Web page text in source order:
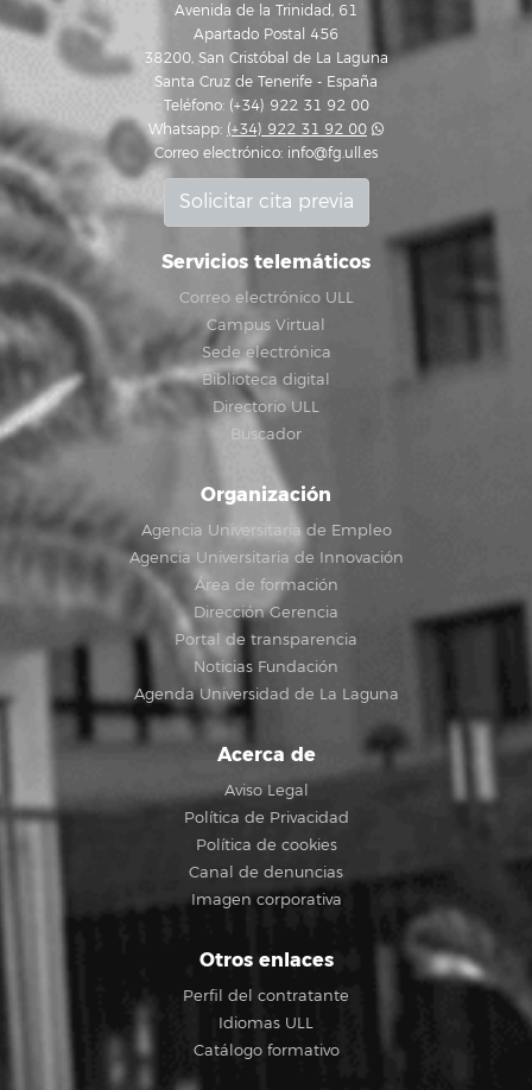
Avenida de la Trinidad, 61
Apartado Postal 456
38200, San Cristóbal de La Laguna
Santa Cruz de Tenerife - España
Teléfono: (+34) 922 31 92 00
Whatsapp: (+34) 922 31 92 00
Correo electrónico: info@fg.ull.es
Solicitar cita previa
Servicios telemáticos
Correo electrónico ULL
Campus Virtual
Sede electrónica
Biblioteca digital
Directorio ULL
Buscador
Organización
Agencia Universitaria de Empleo
Agencia Universitaria de Innovación
Área de formación
Dirección Gerencia
Portal de transparencia
Noticias Fundación
Agenda Universidad de La Laguna
Acerca de
Aviso Legal
Política de Privacidad
Política de cookies
Canal de denuncias
Imagen corporativa
Otros enlaces
Perfil del contratante
Idiomas ULL
Catálogo formativo